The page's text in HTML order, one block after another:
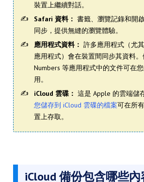
裝置上繼續對話。
Safari 資料： 書籤、瀏覽記錄和開
同步，提供無縫的瀏覽體驗。
應用程式資料： 許多應用程式（尤
應用程式）會在裝置間同步其資料
Numbers 等應用程式中的文件可在
用。
iCloud 雲碟： 這是 Apple 的雲端儲
您儲存到 iCloud 雲碟的檔案可在所
置上存取。
iCloud 備份包含哪些內